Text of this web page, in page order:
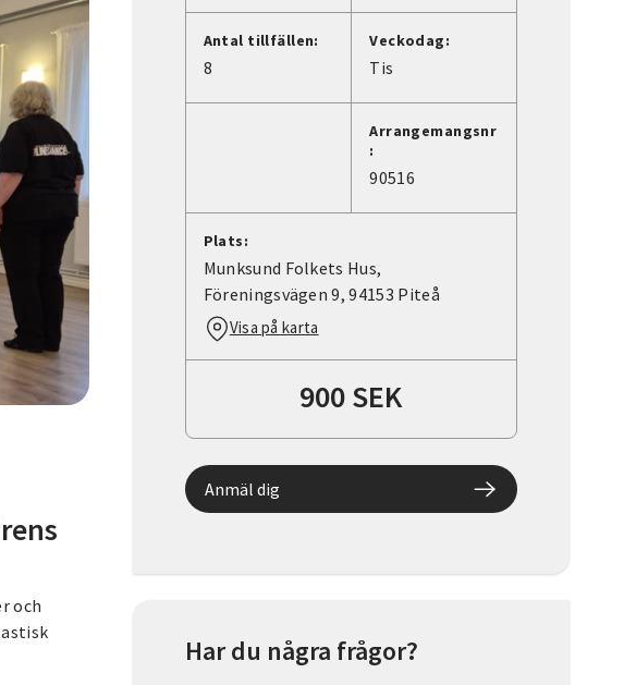
och
Antal tillfällen:
8
Veckodag:
Tis
Arrangemangsnr
:
90516
Plats:
Munksund Folkets Hus,
Föreningsvägen 9, 94153 Piteå
Visa på karta
900 SEK
Anmäl dig
Har du några frågor?